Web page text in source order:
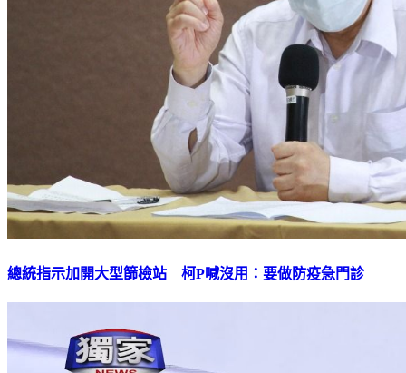
總統指示加開大型篩檢站 柯P喊沒用：要做防疫急門診